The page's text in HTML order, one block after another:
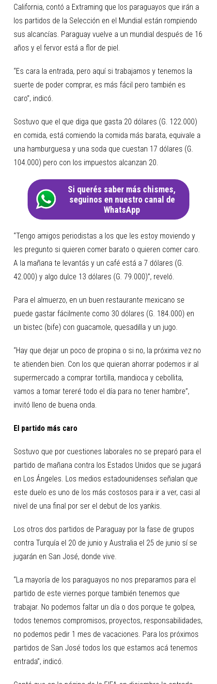
California, contó a Extraming que los paraguayos que irán a
los partidos de la Selección en el Mundial están rompiendo
sus alcancías. Paraguay vuelve a un mundial después de 16
años y el fervor está a flor de piel.
“Es cara la entrada, pero aquí si trabajamos y tenemos la
suerte de poder comprar, es más fácil pero también es
caro”, indicó.
Sostuvo que el que diga que gasta 20 dólares (G. 122.000)
en comida, está comiendo la comida más barata, equivale a
una hamburguesa y una soda que cuestan 17 dólares (G.
104.000) pero con los impuestos alcanzan 20.
Si querés saber más chismes,
seguinos en nuestro canal de
WhatsApp
“Tengo amigos periodistas a los que les estoy moviendo y
les pregunto si quieren comer barato o quieren comer caro.
A la mañana te levantás y un café está a 7 dólares (G.
42.000) y algo dulce 13 dólares (G. 79.000)”, reveló.
Para el almuerzo, en un buen restaurante mexicano se
puede gastar fácilmente como 30 dólares (G. 184.000) en
un bistec (bife) con guacamole, quesadilla y un jugo.
“Hay que dejar un poco de propina o si no, la próxima vez no
te atienden bien. Con los que quieran ahorrar podemos ir al
supermercado a comprar tortilla, mandioca y cebollita,
vamos a tomar tereré todo el día para no tener hambre”,
invitó lleno de buena onda.
El partido más caro
Sostuvo que por cuestiones laborales no se preparó para el
partido de mañana contra los Estados Unidos que se jugará
en Los Ángeles. Los medios estadounidenses señalan que
este duelo es uno de los más costosos para ir a ver, casi al
nivel de una final por ser el debut de los yankis.
Los otros dos partidos de Paraguay por la fase de grupos
contra Turquía el 20 de junio y Australia el 25 de junio sí se
jugarán en San José, donde vive.
“La mayoría de los paraguayos no nos preparamos para el
partido de este viernes porque también tenemos que
trabajar. No podemos faltar un día o dos porque te golpea,
todos tenemos compromisos, proyectos, responsabilidades,
no podemos pedir 1 mes de vacaciones. Para los próximos
partidos de San José todos los que estamos acá tenemos
entrada”, indicó.